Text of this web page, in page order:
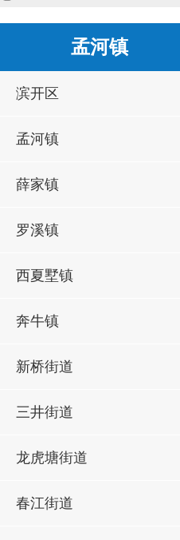
孟河镇
滨开区
孟河镇
薛家镇
罗溪镇
西夏墅镇
奔牛镇
新桥街道
三井街道
龙虎塘街道
春江街道